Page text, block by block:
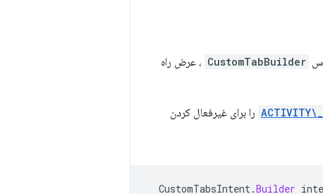
CustomTabBuilder ، عرض راه
را برای غیرفعال کردن
CustomTabsIntent.Builder